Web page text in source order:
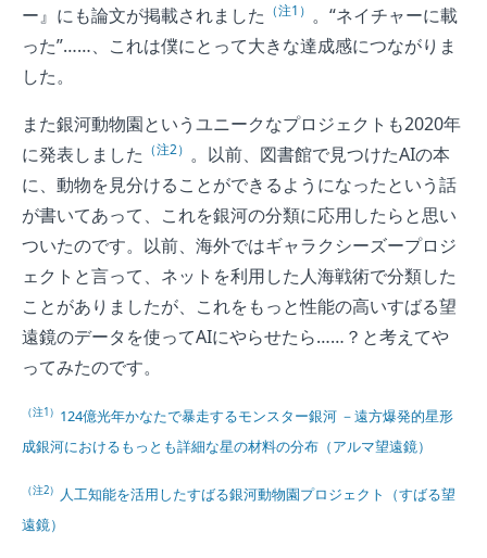
ー』にも論文が掲載されました （注1） 。“ネイチャーに載
った”……、これは僕にとって大きな達成感につながりま
した。
また銀河動物園というユニークなプロジェクトも2020年
に発表しました （注2） 。以前、図書館で見つけたAIの本
に、動物を見分けることができるようになったという話
が書いてあって、これを銀河の分類に応用したらと思い
ついたのです。以前、海外ではギャラクシーズープロジ
ェクトと言って、ネットを利用した人海戦術で分類した
ことがありましたが、これをもっと性能の高いすばる望
遠鏡のデータを使ってAIにやらせたら……？と考えてや
ってみたのです。
（注1） 124億光年かなたで暴走するモンスター銀河 －遠方爆発的星形
成銀河におけるもっとも詳細な星の材料の分布（アルマ望遠鏡）
（注2）
人工知能を活用したすばる銀河動物園プロジェクト（すばる望
遠鏡）